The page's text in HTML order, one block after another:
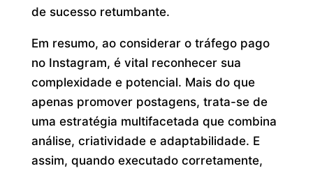
de sucesso retumbante.
Em resumo, ao considerar o tráfego pago
no Instagram, é vital reconhecer sua
complexidade e potencial. Mais do que
apenas promover postagens, trata-se de
uma estratégia multifacetada que combina
análise, criatividade e adaptabilidade. E
assim, quando executado corretamente,